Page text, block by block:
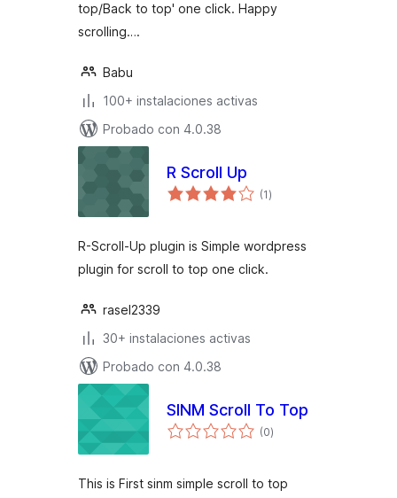
top/Back to top' one click. Happy
scrolling….
Babu
100+ instalaciones activas
Probado con 4.0.38
R Scroll Up
(1total
de
)
R-Scroll-Up plugin is Simple wordpress
plugin for scroll to top one click.
rasel2339
30+ instalaciones activas
Probado con 4.0.38
SINM Scroll To Top
(0total
de
)
This is First sinm simple scroll to top